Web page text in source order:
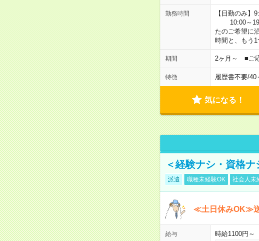
勤務時間
【日勤のみ】
10:00～
たのご希望に
時間と、もう
期間 2ヶ月～ ■ご
特徴 履歴書不要/40
気になる！
＜経験ナシ・資格
派遣 職種未経験OK 社会人未
≪土日休みOK≫送
給与 時給1100円～